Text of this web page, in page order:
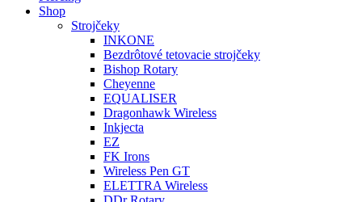
Shop
Strojčeky
INKONE
Bezdrôtové tetovacie strojčeky
Bishop Rotary
Cheyenne
EQUALISER
Dragonhawk Wireless
Inkjecta
EZ
FK Irons
Wireless Pen GT
ELETTRA Wireless